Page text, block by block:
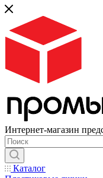
Интернет-магазин
Каталог